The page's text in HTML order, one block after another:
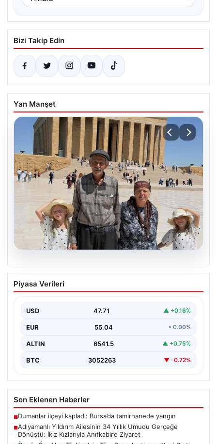
Bizi Takip Edin
Yan Manşet
Adıyamanlı Yıldırım Ailesinin 34 Yıllık
Umudu Gerçeğe Dönüştü: İkiz Kızlarıyla
Adıyaman’da yaşayan Abuzer (71) ve Zeynep Yıldırım
Piyasa Verileri
USD 47.71 ▲ +0.16%
EUR 55.04 • 0.00%
ALTIN 6541.5 ▲ +0.75%
BTC 3052263 ▼ -0.72%
Son Eklenen Haberler
■Dumanlar ilçeyi kapladı: Bursa’da tamirhanede yangın
■Adıyamanlı Yıldırım Ailesinin 34 Yıllık Umudu Gerçeğe
Dönüştü: İkiz Kızlarıyla Anıtkabir’e Ziyaret